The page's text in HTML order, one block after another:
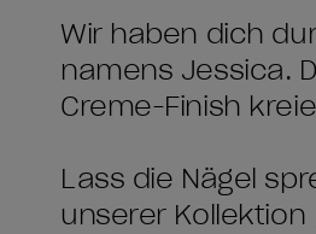
Wir haben dich
namens Jessica.
Creme-Finish
Lass die Nägel
unserer Kollektion